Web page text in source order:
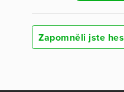
Zapomněli jste